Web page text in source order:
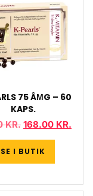
75 ÂΜG – 60
KAPS.
KR. 168.00 KR.
SE I BUTIK